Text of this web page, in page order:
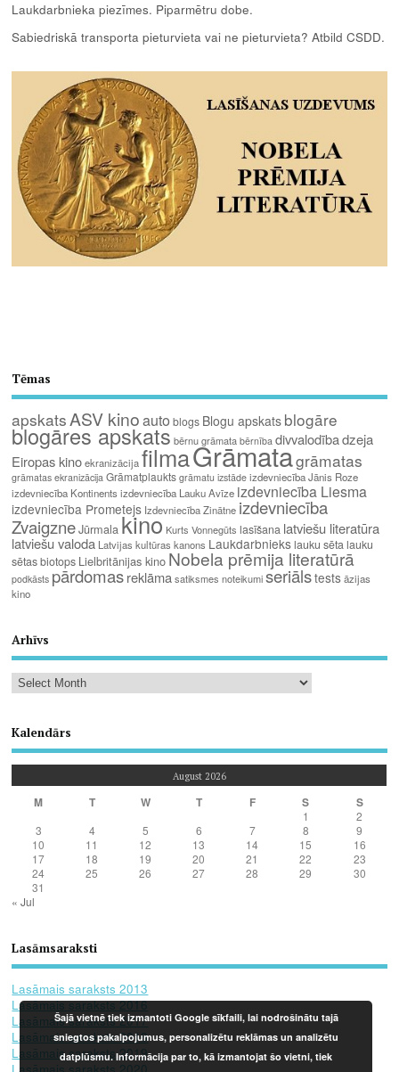
Laukdarbnieka piezīmes. Piparmētru dobe.
Sabiedriskā transporta pieturvieta vai ne pieturvieta? Atbild CSDD.
Tēmas
apskats ASV kinoauto blogs Blogu apskats blogāre
blogāres apskats bērnu grāmata bērnība divvalodībadzeja
Eiropas kino ekranizācija filmaGrāmatagrāmatas
grāmatas ekranizācija Grāmatplaukts grāmatu izstāde izdevniecība Jānis Roze
izdevniecība Kontinents izdevniecība Lauku Avīze izdevniecība Liesma
izdevniecība Prometejs Izdevniecība Zinātne izdevniecība
ZvaigzneJūrmala kino Kurts Vonnegūts lasīšana latviešu literatūra
latviešu valoda Latvijas kultūras kanons Laukdarbniekslauku sētalauku
sētas biotops Lielbritānijas kino Nobela prēmija literatūrā
podkāsts pārdomasreklāma satiksmes noteikumi seriālstests āzijas
kino
Arhīvs
Kalendārs
August 2026
M T W T F S S
1
2
3
4 5 6 7 8
9
10
11 12 13 14 15
16
17
18 19 20 21 22
23
24
25 26 27 28 29
30
31
« Jul
Lasāmsaraksti
Lasāmais saraksts 2013
Lasāmais saraksts 2016
Lasāmais saraksts 2017
Lasāmais saraksts 2018
Lasāmais saraksts 2019
Lasāmais saraksts 2020
Šajā vietnē tiek izmantoti Google sīkfaili, lai nodrošinātu tajā
sniegtos pakalpojumus, personalizētu reklāmas un analizētu
datplūsmu. Informācija par to, kā izmantojat šo vietni, tiek